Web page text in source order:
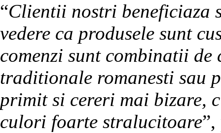
“Clientii nostri beneficiaza
vedere ca produsele sunt
comenzi sunt combinatii de
traditionale romanesti sau
primit si cereri mai bizare,
culori foarte stralucitoare”,